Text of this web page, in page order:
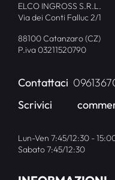
ELCO INGROSS S.R.L.
Via dei Conti Falluc 2/1
88100 Catanzaro (CZ)
P.iva 03211520790
Contattaci
Scrivici
Lun-Ven 7:45/12:30 -
Sabato 7:45/12:30